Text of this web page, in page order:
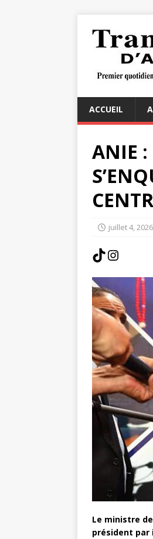
ACCUEIL
ANIE
juillet 4, 2026
Le ministre
président par